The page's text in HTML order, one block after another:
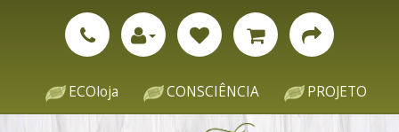
ECOloja CONSCIÊNCIA PROJETO